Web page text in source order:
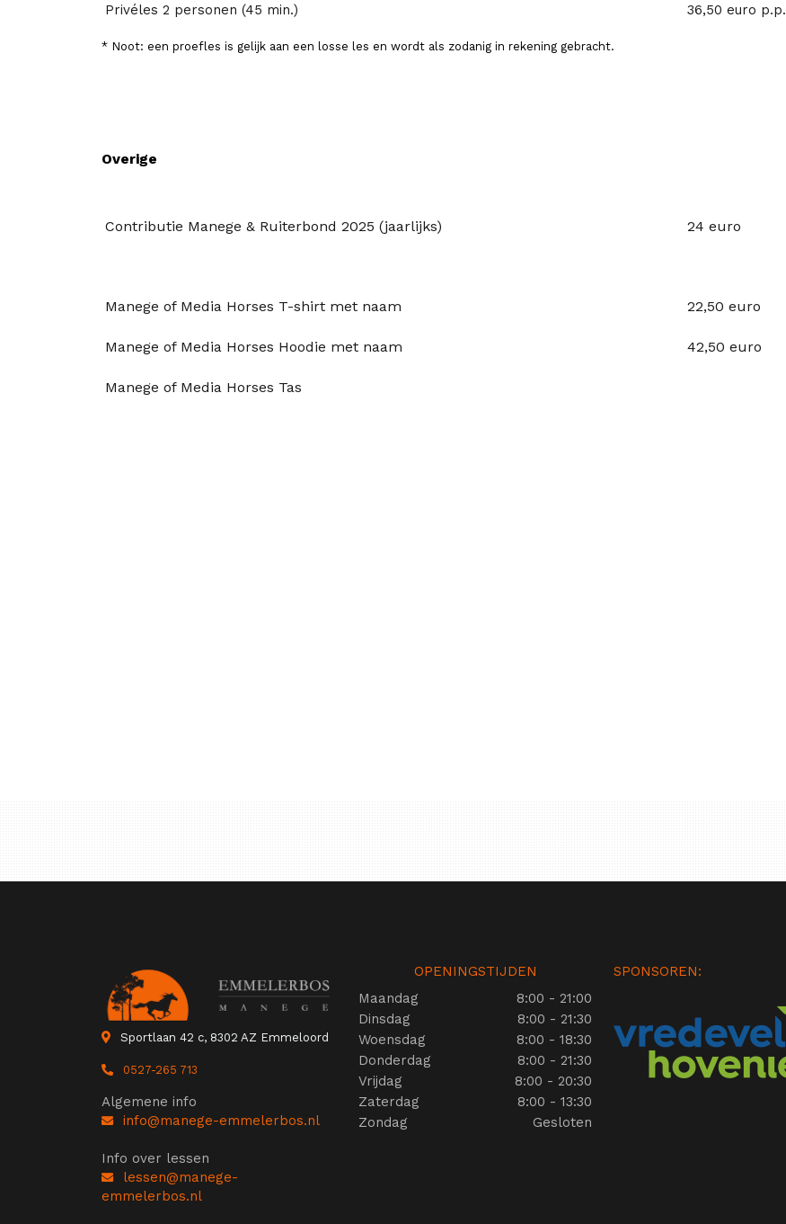
Privéles 2 personen (45 min.) 36,50 euro p.p.
* Noot: een proefles is gelijk aan een losse les en wordt als zodanig in rekening gebracht.
Overige
Contributie Manege & Ruiterbond 2025 (jaarlijks) 24 euro
Manege of Media Horses T-shirt met naam 22,50 euro
Manege of Media Horses Hoodie met naam 42,50 euro
Manege of Media Horses Tas
Sportlaan 42 c, 8302 AZ Emmeloord
0527-265 713
Algemene info
info@manege-emmelerbos.nl
Info over lessen
lessen@manege-
emmelerbos.nl
OPENINGSTIJDEN
Maandag
8:00 - 21:00
Dinsdag
8:00 - 21:30
Woensdag
8:00 - 18:30
Donderdag
8:00 - 21:30
Vrijdag
8:00 - 20:30
Zaterdag
8:00 - 13:30
Zondag
Gesloten
SPONSOREN: